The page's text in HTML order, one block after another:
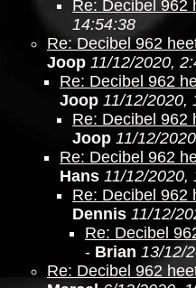
Re: Decibel 962
14:54:38
Re: Decibel 962
Joop 11/12/2020,
Re: Decibel 962
Joop 11/12/2020,
Re: Decibel 962
Joop 11/12/
Re: Decibel 962
Hans 11/12/2020,
Re: Decibel 962
Dennis 11/12/
Re: Decibel
- Brian 13/12/
Re: Decibel 962